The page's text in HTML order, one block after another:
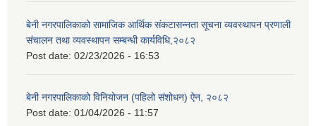
बेनी नगरपालिकाको सामाजिक आर्थिक संकटासन्नता सूचना व्यवस्थापन प्रणाली
संचालन तथा व्यवस्थापन सम्बन्धी कार्यविधि,२०८२
Post date: 02/23/2026 - 16:53
बेनी नगरपालिकाको विनियोजन (पहिलो संशोधन) ऐन, २०८२
Post date: 01/04/2026 - 11:57